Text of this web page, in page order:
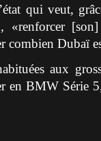
qui veut,
«renforcer
combien Dubaï
aux
en BMW Série